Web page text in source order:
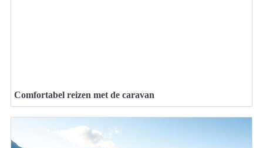
Comfortabel reizen met de caravan